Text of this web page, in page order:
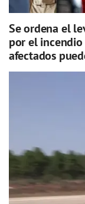
Se ordena el
por el
afectados